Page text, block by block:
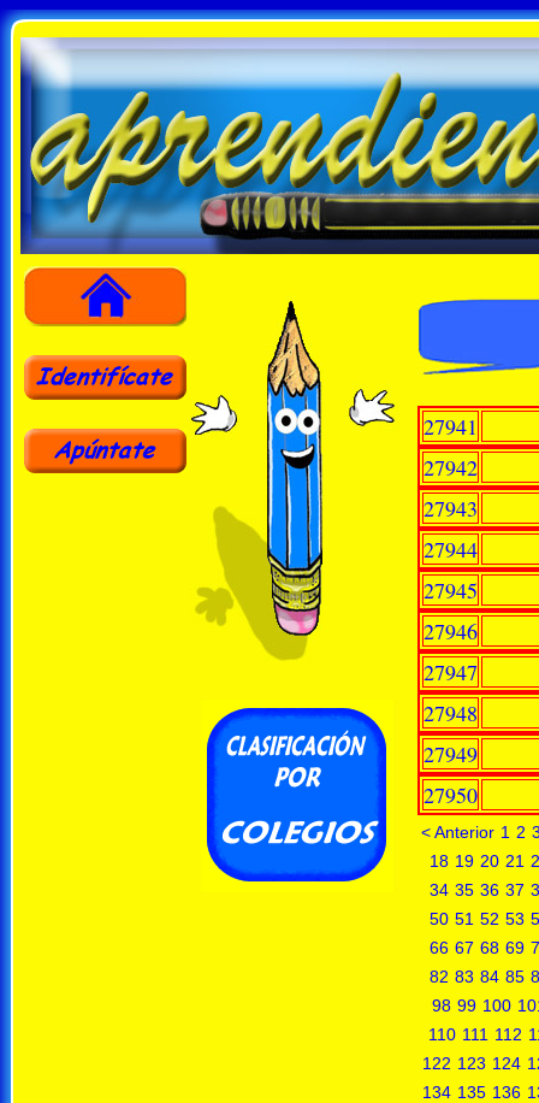
27941
27942
27943
27944
27945
27946
27947
27948
27949
27950
< Anterior 1 2
18 19 20 21
34 35 36 37
50 51 52 53
66 67 68 69
82 83 84 85
98 99 100
110 111 112
122 123 124
134 135 136